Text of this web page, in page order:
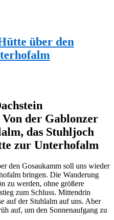
über den
der Gablonzer
das Stuhljoch
zur Unterhofalm
den Gosaukamm soll uns wieder
bringen. Die Wanderung
zu werden, ohne größere
zum Schluss. Mittendrin
auf der Stuhlalm auf uns. Aber
auf, um den Sonnenaufgang zu